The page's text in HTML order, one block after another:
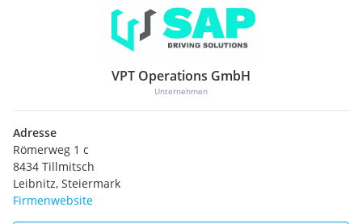
VPT Operations GmbH
Unternehmen
Adresse
Römerweg 1 c
8434 Tillmitsch
Leibnitz, Steiermark
Firmenwebsite